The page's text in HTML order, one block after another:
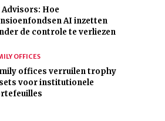
Advisors: Hoe
AI inzetten
de controle te verliezen
OFFICES
offices verruilen trophy
voor institutionele